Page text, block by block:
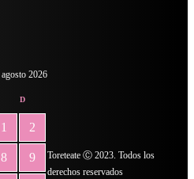
agosto 2026
D
1 2
8 9
Toreteate Ⓒ 2023. Todos los
derechos reservados